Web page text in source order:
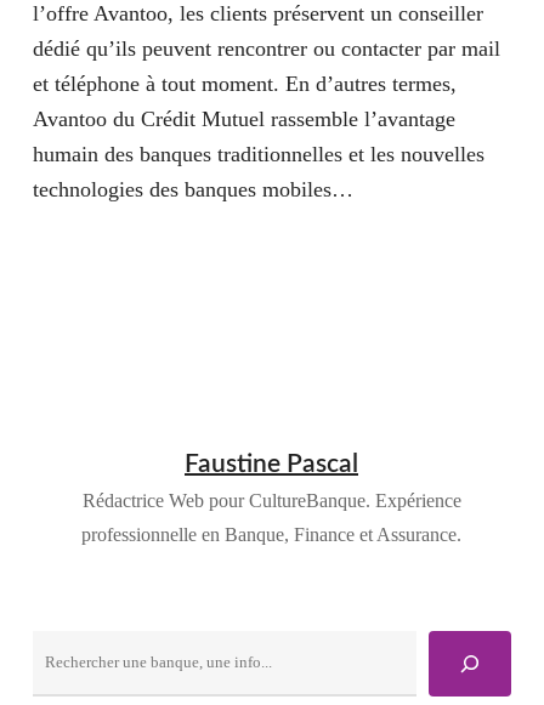
l’offre Avantoo, les clients préservent un conseiller
dédié qu’ils peuvent rencontrer ou contacter par mail
et téléphone à tout moment. En d’autres termes,
Avantoo du Crédit Mutuel rassemble l’avantage
humain des banques traditionnelles et les nouvelles
technologies des banques mobiles…
Faustine Pascal
Rédactrice Web pour CultureBanque. Expérience
professionnelle en Banque, Finance et Assurance.